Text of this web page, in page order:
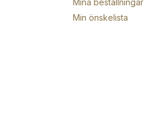
Mina beställningar
Min önskelista